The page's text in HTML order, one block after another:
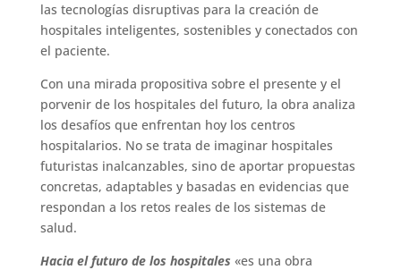
las tecnologías disruptivas para la creación de
hospitales inteligentes, sostenibles y conectados con
el paciente.
Con una mirada propositiva sobre el presente y el
porvenir de los hospitales del futuro, la obra analiza
los desafíos que enfrentan hoy los centros
hospitalarios. No se trata de imaginar hospitales
futuristas inalcanzables, sino de aportar propuestas
concretas, adaptables y basadas en evidencias que
respondan a los retos reales de los sistemas de
salud.
Hacia el futuro de los hospitales «es una obra